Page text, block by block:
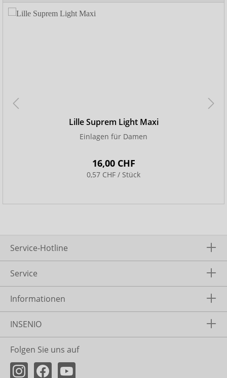
Lille Suprem Light Maxi
Einlagen für Damen
16,00 CHF
0,57 CHF / Stück
Service-Hotline
Service
Informationen
INSENIO
Folgen Sie uns auf